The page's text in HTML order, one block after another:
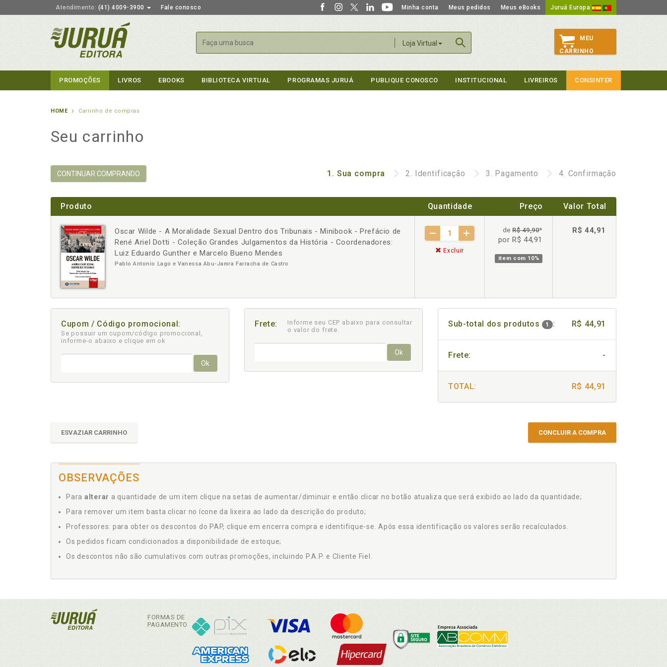
Atendimento: (41) 4009-3900 Fale conosco Minha conta Meus pedidos Meus eBooks Juruá Europa
Loja Virtual
Buscar
MEU
CARRINHO
PROMOÇÕES LIVROS EBOOKS BIBLIOTECA VIRTUAL PROGRAMAS JURUÁ PUBLIQUE CONOSCO INSTITUCIONAL LIVREIROS CONSINTER
HOME Carrinho de compras
Seu carrinho
CONTINUAR COMPRANDO 1. Sua compra 2. Identificação 3. Pagamento 4. Confirmação
Produto Quantidade Preço Valor Total
Oscar Wilde - A Moralidade Sexual Dentro dos Tribunais - Minibook - Prefácio de
René Ariel Dotti - Coleção Grandes Julgamentos da História - Coordenadores:
Luiz Eduardo Gunther e Marcelo Bueno Mendes
Pablo Antonio Lago e Vanessa Abu-Jamra Farracha de Castro
- +
Excluir
deR$ 49,90*
por R$ 44,91
item com 10%
R$ 44,91
Cupom / Código promocional:
Se possuir um cupom/código promocional,
informe-o abaixo e clique em ok
Ok
Frete:
Informe seu CEP abaixo para consultar
o valor do frete.
Ok
Sub-total dos produtos 1 : R$ 44,91
Frete: -
TOTAL: R$ 44,91
ESVAZIAR CARRINHO CONCLUIR A COMPRA
OBSERVAÇÕES
Para alterar a quantidade de um item clique na setas de aumentar/diminuir e então clicar no botão atualiza que será exibido ao lado da quantidade;
Para remover um item basta clicar no ícone da lixeira ao lado da descrição do produto;
Professores: para obter os descontos do PAP, clique em encerra compra e identifique-se. Após essa identificação os valores serão recalculados.
Os pedidos ficam condicionados a disponibilidade de estoque;
Os descontos não são cumulativos com outras promoções, incluindo P.A.P. e Cliente Fiel.
FORMAS DE
PAGAMENTO